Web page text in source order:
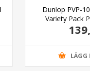
Dunlop PVP-
Variety Pack
LÄGG